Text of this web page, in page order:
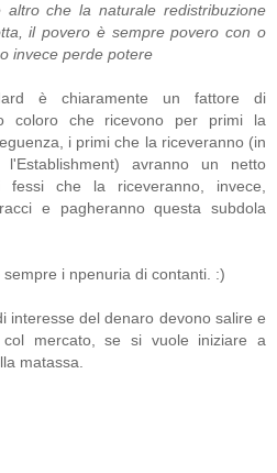
che la naturale redistribuzione
il povero è sempre povero con o
invece perde potere
è chiaramente un fattore di
coloro che ricevono per primi la
i primi che la riceveranno (in
avranno un netto
fessi che la riceveranno, invece,
e pagheranno questa subdola
i npenuria di contanti. :)
interesse del denaro devono salire e
mercato, se si vuole iniziare a
matassa.